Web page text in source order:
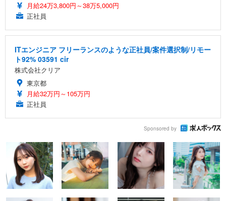
月給24万3,800円～38万5,000円
正社員
ITエンジニア フリーランスのような正社員/案件選択制/リモー
ト92% 03591 cir
株式会社クリア
東京都
月給32万円～105万円
正社員
Sponsored by